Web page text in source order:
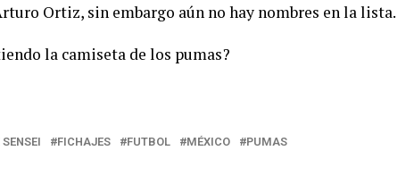
Ortiz, sin embargo aún no hay nombres en la lista.
la camiseta de los pumas?
FICHAJES FUTBOL MÉXICO PUMAS